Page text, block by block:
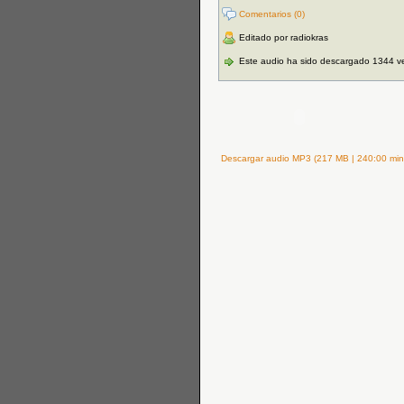
Comentarios (0)
Editado por radiokras
Este audio ha sido descargado 1344
Descargar audio MP3 (217 MB | 240:00